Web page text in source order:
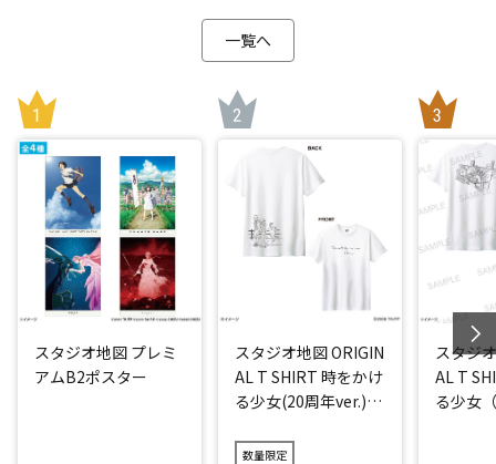
一覧へ
スタジオ地図 プレミ
アムB2ポスター
スタジオ地図 ORIGIN
AL T SHIRT 時をかけ
る少女(20周年ver.)
数量限定
スタジ
AL T
る少女